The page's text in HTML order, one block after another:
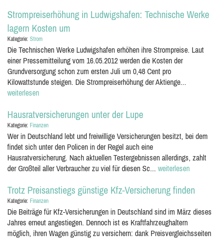
Strompreiserhöhung in Ludwigshafen: Technische Werke
lagern Kosten um
Kategorie: Strom
Die Technischen Werke Ludwigshafen erhöhen ihre Strompreise. Laut
einer Pressemitteilung vom 16.05.2012 werden die Kosten der
Grundversorgung schon zum ersten Juli um 0,48 Cent pro
Kilowattstunde steigen. Die Strompreiserhöhung der Aktienge...
weiterlesen
Hausratversicherungen unter der Lupe
Kategorie: Finanzen
Wer in Deutschland lebt und freiwillige Versicherungen besitzt, bei dem
findet sich unter den Policen in der Regel auch eine
Hausratversicherung. Nach aktuellen Testergebnissen allerdings, zahlt
der Großteil aller Verbraucher zu viel für diesen Sc... weiterlesen
Trotz Preisanstiegs günstige Kfz-Versicherung finden
Kategorie: Finanzen
Die Beiträge für Kfz-Versicherungen in Deutschland sind im März dieses
Jahres erneut angestiegen. Dennoch ist es Kraftfahrzeughaltern
möglich, ihren Wagen günstig zu versichern: dank Preisvergleichsseiten